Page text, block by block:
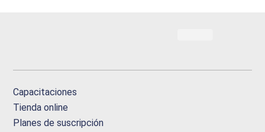
Capacitaciones
Tienda online
Planes de suscripción